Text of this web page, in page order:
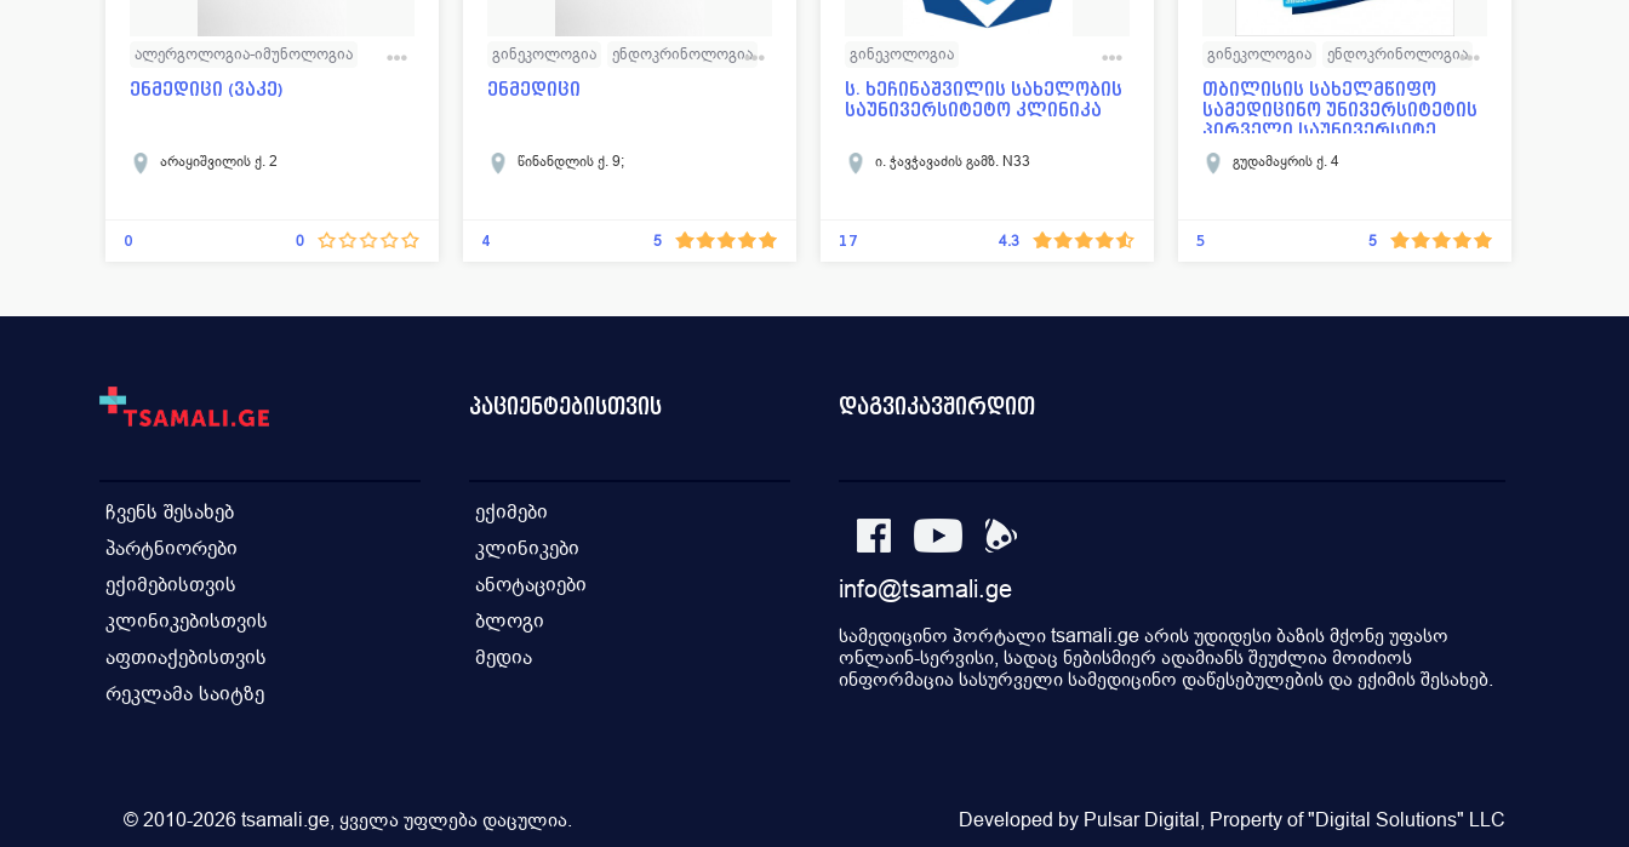
ალერგოლოგია-იმუნოლოგია
გინეკოლოგია
ენდოკრინოლოგია
ნევროლოგია
უროლოგია
გასტროენტეროლოგია
ენმედიცი (ვაკე)
არაყიშვილის ქ. 2
0 0
გინეკოლოგია
ენდოკრინოლოგია
ლაბორატორია
ქირურგია
დერმატოლოგია
ენმედიცი
წინანდლის ქ. 9;
4 5
გინეკოლოგია
დერმატოლოგია-ვენეროლოგია
ენდოკრინოლოგია
კარდიოლოგია
ლაბორატორია
ნეიროქირურგია
ოფთალმოლოგია
პედიატრია
უროლოგია
ფსიქოლოგია
რეპროდუქტოლოგია
ზოგადი ქირურგია
ჰემატოლოგია
ს. ხეჩინაშვილის სახელობის
საუნივერსიტეტო კლინიკა
ი. ჭავჭავაძის გამზ. N33
17 4.3
გინეკოლოგია
ენდოკრინოლოგია
ნევროლოგია
ონკოლოგია
ოტორინოლარინგოლოგია
ქირურგია
თბილისის სახელმწიფო
სამედიცინო უნივერსიტეტის
პირველი საუნივერსიტე...
გუდამაყრის ქ. 4
5 5
ჩვენს შესახებ
პარტნიორები
ექიმებისთვის
კლინიკებისთვის
აფთიაქებისთვის
რეკლამა საიტზე
პაციენტებისთვის
ექიმები
კლინიკები
ანოტაციები
ბლოგი
მედია
დაგვიკავშირდით
info@tsamali.ge
სამედიცინო პორტალი tsamali.ge არის უდიდესი ბაზის მქონე უფასო
ონლაინ-სერვისი, სადაც ნებისმიერ ადამიანს შეუძლია მოიძიოს
ინფორმაცია სასურველი სამედიცინო დაწესებულების და ექიმის შესახებ.
© 2010-2026 tsamali.ge, ყველა უფლება დაცულია. Developed by Pulsar Digital, Property of "Digital Solutions" LLC